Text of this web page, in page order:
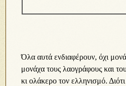
Όλα αυτά ενδιαφέρουν, όχι
μονάχα τους λαογράφους και
κι ολάκερο τον ελληνισμό.